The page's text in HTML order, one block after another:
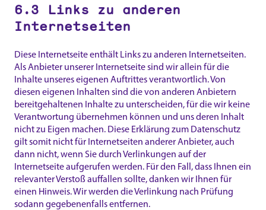
6.3 Links zu anderen
Internetseiten
Diese Internetseite enthält Links zu anderen Internetseiten.
Als Anbieter unserer Internetseite sind wir allein für die
Inhalte unseres eigenen Auftrittes verantwortlich. Von
diesen eigenen Inhalten sind die von anderen Anbietern
bereitgehaltenen Inhalte zu unterscheiden, für die wir keine
Verantwortung übernehmen können und uns deren Inhalt
nicht zu Eigen machen. Diese Erklärung zum Datenschutz
gilt somit nicht für Internetseiten anderer Anbieter, auch
dann nicht, wenn Sie durch Verlinkungen auf der
Internetseite aufgerufen werden. Für den Fall, dass Ihnen ein
relevanter Verstoß auffallen sollte, danken wir Ihnen für
einen Hinweis. Wir werden die Verlinkung nach Prüfung
sodann gegebenenfalls entfernen.